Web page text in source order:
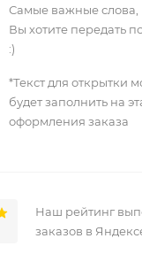
Самые важные слова,
Вы хотите передать
:)
*Текст для открытки
будет заполнить на
оформления заказа
Наш рейтинг
заказов в